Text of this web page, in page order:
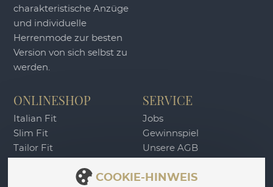
charakteristische Anzüge
und individuelle
Herrenmode zur besten
Version von sich selbst zu
werden.
ONLINESHOP
Italian Fit
Slim Fit
Tailor Fit
SERVICE
Jobs
Gewinnspiel
Unsere AGB
Zahlung & Versand
COOKIE-HINWEIS